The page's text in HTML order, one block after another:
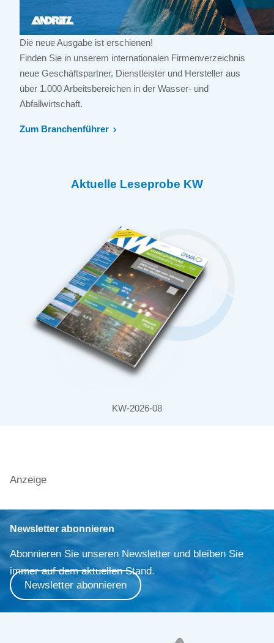
Die neue Ausgabe ist erschienen!
Finden Sie in unserem internationalen Firmenverzeichnis
neue Geschäftspartner, Dienstleister und Hersteller aus
über 1.000 Arbeitsbereichen in der Wasser- und
Abfallwirtschaft.
Zum Branchenführer
Aktuelle Leseprobe KW
KW-2026-08
Anzeige
Newsletter abonnieren
Abonnieren Sie unseren Newsletter und bleiben Sie
immer auf dem aktuellen Stand.
Newsletter abonnieren